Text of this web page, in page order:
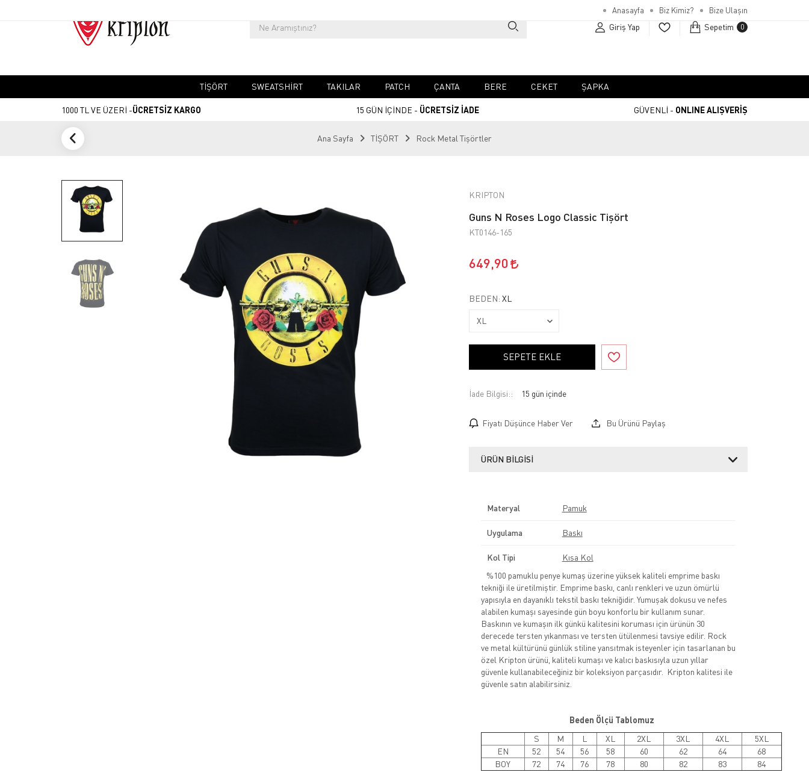
Anasayfa Biz Kimiz? Bize Ulaşın
Giriş Yap Sepetim 0
TIŞÖRT SWEATSHIRT TAKILAR PATCH ÇANTA BERE CEKET ŞAPKA
1000 TL VE ÜZERİ -ÜCRETSİZ KARGO 15 GÜN İÇİNDE - ÜCRETSİZ İADE GÜVENLİ - ONLINE ALIŞVERİŞ
Ana Sayfa TİŞÖRT Rock Metal Tişörtler
KRIPTON
Guns N Roses Logo Classic Tişört
KT0146-165
649,90
BEDEN: XL
SEPETE EKLE
İade Bilgisi:
Fiyatı Düşünce Haber Ver Bu Ürünü Paylaş
ÜRÜN BILGISI
Materyal Pamuk
Uygulama Baskı
Kol Tipi
Kısa Kol
%100 pamuklu penye kumaş üzerine yüksek kaliteli emprime baskı
tekniği ile üretilmiştir. Emprime baskı, canlı renkleri ve uzun ömürlü
yapısıyla en dayanıklı tekstil baskı tekniğidir. Yumuşak dokusu ve nefes
alabilen kumaşı sayesinde gün boyu konforlu bir kullanım sunar.
Baskının ve kumaşın ilk günkü kalitesini koruması için ürünün 30
derecede tersten yıkanması ve tersten ütülenmesi tavsiye edilir. Rock
ve metal kültürünü günlük stiline yansıtmak isteyenler için tasarlanan bu
özel Kripton ürünü, kaliteli kumaşı ve kalıcı baskısıyla uzun yıllar
güvenle kullanabileceğiniz bir koleksiyon parçasıdır. Kripton kalitesi ile
güvenle satın alabilirsiniz.
Beden Ölçü Tablomuz
S
M L XL 2XL 3XL 4XL
5XL
EN
52 54 56 58 60 62 64
68
BOY
72 74 76 78 80 82 83 84